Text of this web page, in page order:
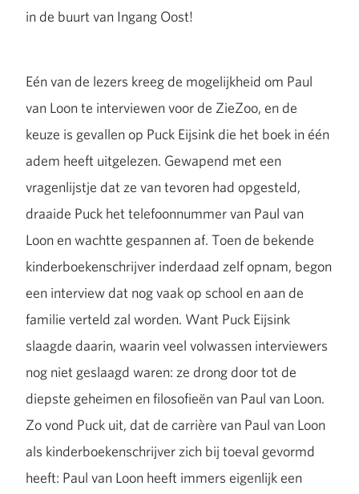
in de buurt van Ingang Oost!
Eén van de lezers kreeg de mogelijkheid om Paul
van Loon te interviewen voor de ZieZoo, en de
keuze is gevallen op Puck Eijsink die het boek in één
adem heeft uitgelezen. Gewapend met een
vragenlijstje dat ze van tevoren had opgesteld,
draaide Puck het telefoonnummer van Paul van
Loon en wachtte gespannen af. Toen de bekende
kinderboekenschrijver inderdaad zelf opnam, begon
een interview dat nog vaak op school en aan de
familie verteld zal worden. Want Puck Eijsink
slaagde daarin, waarin veel volwassen interviewers
nog niet geslaagd waren: ze drong door tot de
diepste geheimen en filosofieën van Paul van Loon.
Zo vond Puck uit, dat de carrière van Paul van Loon
als kinderboekenschrijver zich bij toeval gevormd
heeft: Paul van Loon heeft immers eigenlijk een